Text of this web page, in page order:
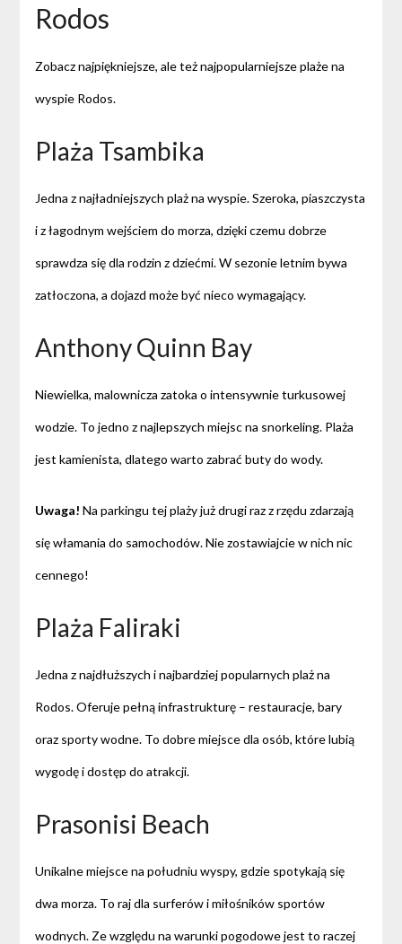
Rodos
Zobacz najpiękniejsze, ale też najpopularniejsze plaże na
wyspie Rodos.
Plaża Tsambika
Jedna z najładniejszych plaż na wyspie. Szeroka, piaszczysta
i z łagodnym wejściem do morza, dzięki czemu dobrze
sprawdza się dla rodzin z dziećmi. W sezonie letnim bywa
zatłoczona, a dojazd może być nieco wymagający.
Anthony Quinn Bay
Niewielka, malownicza zatoka o intensywnie turkusowej
wodzie. To jedno z najlepszych miejsc na snorkeling. Plaża
jest kamienista, dlatego warto zabrać buty do wody.
Uwaga! Na parkingu tej plaży już drugi raz z rzędu zdarzają
się włamania do samochodów. Nie zostawiajcie w nich nic
cennego!
Plaża Faliraki
Jedna z najdłuższych i najbardziej popularnych plaż na
Rodos. Oferuje pełną infrastrukturę – restauracje, bary
oraz sporty wodne. To dobre miejsce dla osób, które lubią
wygodę i dostęp do atrakcji.
Prasonisi Beach
Unikalne miejsce na południu wyspy, gdzie spotykają się
dwa morza. To raj dla surferów i miłośników sportów
wodnych. Ze względu na warunki pogodowe jest to raczej